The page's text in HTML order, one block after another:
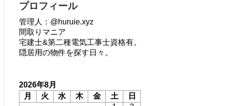
プロフィール
管理人：@huruie.xyz
間取りマニア
宅建士&第二種電気工事士資格有。
隠居用の物件を探す日々。
2026年8月
月
火 水 木 金 土
日